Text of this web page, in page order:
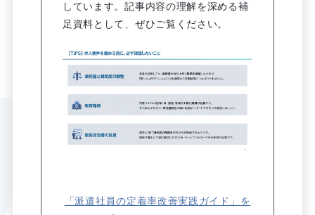
しています。記事内容の理解を深める補
足資料として、ぜひご覧ください。
「派遣社員の定着率改善実践ガイド」を